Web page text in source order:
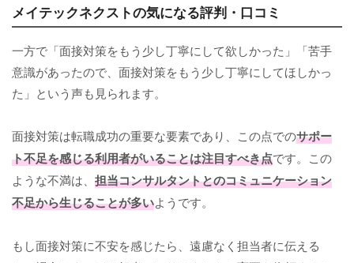
メイテックネクストの気になる評判・口コミ
一方で「面接対策をもう少し丁寧にして欲しかった」「苦手
意識があったので、面接対策をもう少し丁寧にしてほしかっ
た」という声も見られます。
面接対策は転職成功の重要な要素であり、この点でのサポー
ト不足を感じる利用者がいることは注目すべき点です。この
ような不満は、 担当コンサルタントとのコミュニケーション
不足から生じることが多いようです。
もし面接対策に不安を感じたら、遠慮なく担当者に伝える